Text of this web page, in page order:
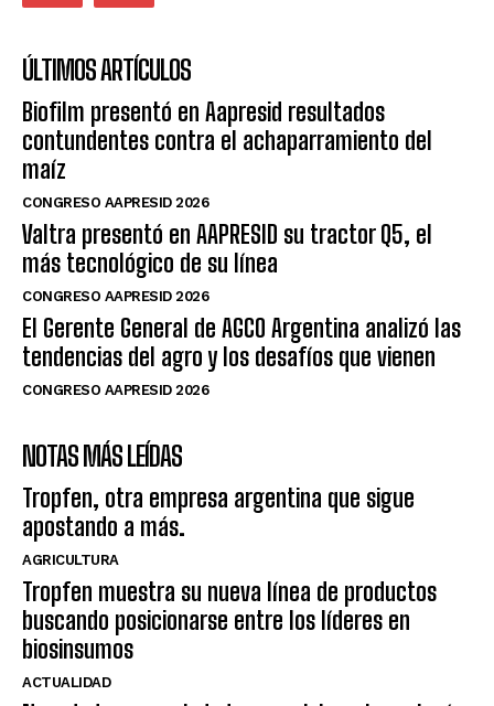
ÚLTIMOS ARTÍCULOS
Biofilm presentó en Aapresid resultados
contundentes contra el achaparramiento del
maíz
CONGRESO AAPRESID 2026
Valtra presentó en AAPRESID su tractor Q5, el
más tecnológico de su línea
CONGRESO AAPRESID 2026
El Gerente General de AGCO Argentina analizó las
tendencias del agro y los desafíos que vienen
CONGRESO AAPRESID 2026
NOTAS MÁS LEÍDAS
Tropfen, otra empresa argentina que sigue
apostando a más.
AGRICULTURA
Tropfen muestra su nueva línea de productos
buscando posicionarse entre los líderes en
biosinsumos
ACTUALIDAD